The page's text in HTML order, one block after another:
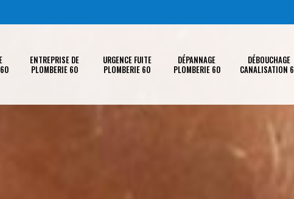
ENTREPRISE DE
PLOMBERIE 60
URGENCE FUITE
PLOMBERIE 60
DÉPANNAGE
PLOMBERIE 60
DÉBOUCHAGE
CANALISATION